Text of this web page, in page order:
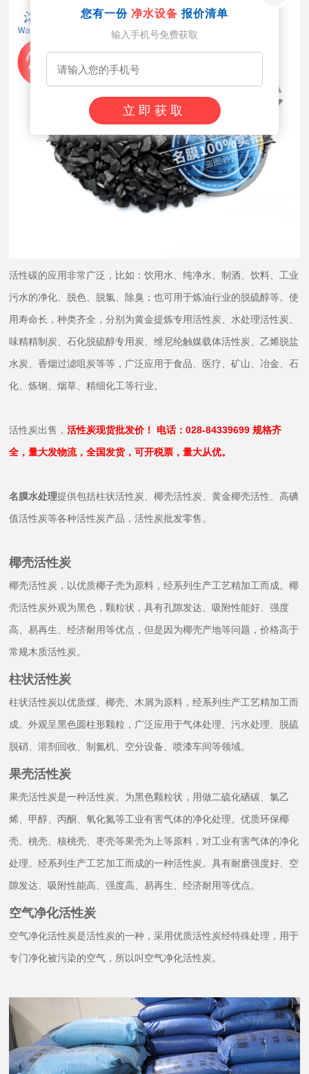
活性碳的应用非常广泛，比如：饮用水、纯净水、制酒、饮料、工业
污水的净化、脱色、脱氯、除臭；也可用于炼油行业的脱硫醇等。使
用寿命长，种类齐全，分别为黄金提炼专用活性炭、水处理活性炭、
味精精制炭、石化脱硫醇专用炭、维尼纶触媒载体活性炭、乙烯脱盐
水炭、香烟过滤咀炭等等，广泛应用于食品、医疗、矿山、冶金、石
化、炼钢、烟草、精细化工等行业。
活性炭出售，活性炭现货批发价！ 电话：028-84339699 规格齐
全，量大发物流，全国发货，可开税票，量大从优。
名膜水处理提供包括柱状活性炭、椰壳活性炭、黄金椰壳活性、高碘
值活性炭等各种活性炭产品，活性炭批发零售。
椰壳活性炭
椰壳活性炭，以优质椰子壳为原料，经系列生产工艺精加工而成。椰
壳活性炭外观为黑色，颗粒状，具有孔隙发达、吸附性能好、强度
高、易再生、经济耐用等优点，但是因为椰壳产地等问题，价格高于
常规木质活性炭。
柱状活性炭
柱状活性炭以优质煤、椰壳、木屑为原料，经系列生产工艺精加工而
成。外观呈黑色圆柱形颗粒，广泛应用于气体处理、污水处理、脱硫
脱硝、溶剂回收、制氮机、空分设备、喷漆车间等领域。
果壳活性炭
果壳活性炭是一种活性炭。为黑色颗粒状，用做二硫化硒碳、氯乙
烯、甲醇、丙酮、氧化氮等工业有害气体的净化处理。优质环保椰
壳、桃壳、核桃壳、枣壳等果壳为上等原料，对工业有害气体的净化
处理。经系列生产工艺加工而成的一种活性炭。具有耐磨强度好、空
隙发达、吸附性能高、强度高、易再生、经济耐用等优点。
空气净化活性炭
空气净化活性炭是活性炭的一种，采用优质活性炭经特殊处理，用于
专门净化被污染的空气，所以叫空气净化活性炭。
您有一份 净水设备 报价清单
输入手机号免费获取
立即获取